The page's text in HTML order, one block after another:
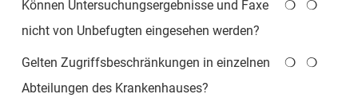
Können Untersuchungsergebnisse und Faxe
nicht von Unbefugten eingesehen werden?
❍ ❍
Gelten Zugriffsbeschränkungen in einzelnen
Abteilungen des Krankenhauses?
❍ ❍